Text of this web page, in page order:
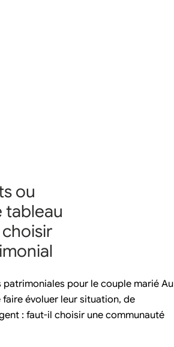
ou
tableau
pour le couple marié Au
évoluer leur situation, de
: faut-il choisir une communauté